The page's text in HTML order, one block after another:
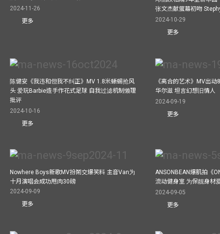
2024-11-26
更多
张文杰献萤幕初吻
2024-10-29
更多
陈健安《我违和但我不纠正》MV 1.8米蜥蜴抢风
头 爱玩Barbie造手作花式足球 自我过滤机制懒理
批评
2024-10-16
更多
《离合的艺术》MV出
华尔滋 坦言幻想旧情人
2024-09-19
更多
Nowhere Boys新歌MV扮鬧交爆笑料 主音Van为
十月演唱会成功甩肉30磅
2024-09-09
更多
ANSONBEAN爆肌拍《
流动健身室 为保靓身材
2024-09-05
更多